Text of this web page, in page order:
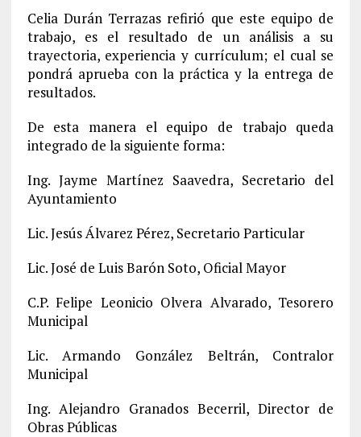
Celia Durán Terrazas refirió que este equipo de
trabajo, es el resultado de un análisis a su
trayectoria, experiencia y currículum; el cual se
pondrá aprueba con la práctica y la entrega de
resultados.
De esta manera el equipo de trabajo queda
integrado de la siguiente forma:
Ing. Jayme Martínez Saavedra, Secretario del
Ayuntamiento
Lic. Jesús Álvarez Pérez, Secretario Particular
Lic. José de Luis Barón Soto, Oficial Mayor
C.P. Felipe Leonicio Olvera Alvarado, Tesorero
Municipal
Lic. Armando González Beltrán, Contralor
Municipal
Ing. Alejandro Granados Becerril, Director de
Obras Públicas